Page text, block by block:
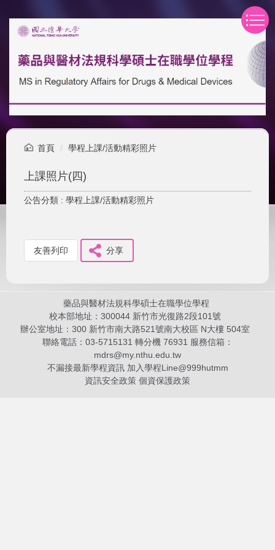
到
首頁 學程上課/活動精彩照片
上課照片(四)
公告分類 : 學程上課/活動精彩照片
友善列印 分享
藥品與醫材法規科學碩士在職學位學程
校本部地址：300044 新竹市光復路2段101號
辦公室地址：300 新竹市南大路521號南大校區 N大樓 504室
聯絡電話：03-5715131 轉分機 76931 服務信箱：
mdrs@my.nthu.edu.tw
不漏接最新學程資訊 加入學程Line@999hutmm
資訊安全政策 個資保護政策